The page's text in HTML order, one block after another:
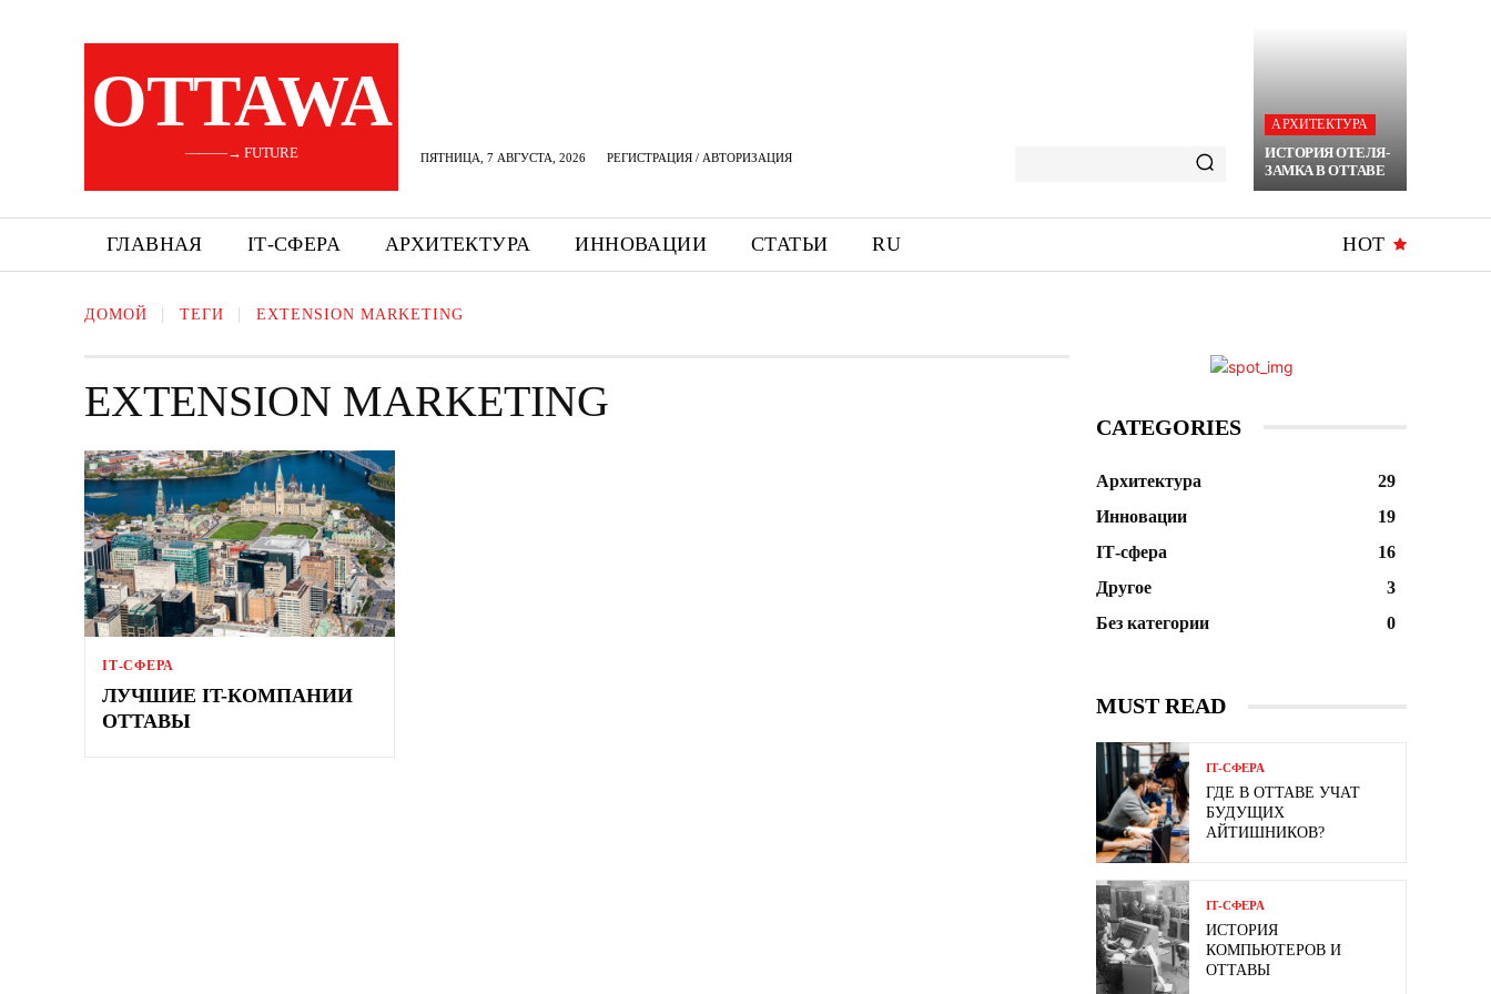
OTTAWA
———→ FUTURE ПЯТНИЦА, 7 АВГУСТА, 2026 РЕГИСТРАЦИЯ / АВТОРИЗАЦИЯ
АРХИТЕКТУРА
ИСТОРИЯ ОТЕЛЯ-
ЗАМКА В ОТТАВЕ
ГЛАВНАЯ ІТ-СФЕРА АРХИТЕКТУРА ИННОВАЦИИ СТАТЬИ RU HOT
ДОМОЙ ТЕГИ EXTENSION MARKETING
EXTENSION MARKETING
ІТ-СФЕРА
ЛУЧШИЕ IT-КОМПАНИИ
ОТТАВЫ
CATEGORIES
Архитектура
29
Инновации
19
ІТ-сфера
16
Другое
3
Без категории
0
MUST READ
ІТ-СФЕРА
ГДЕ В ОТТАВЕ УЧАТ
БУДУЩИХ
АЙТИШНИКОВ?
ІТ-СФЕРА
ИСТОРИЯ
КОМПЬЮТЕРОВ И
ОТТАВЫ